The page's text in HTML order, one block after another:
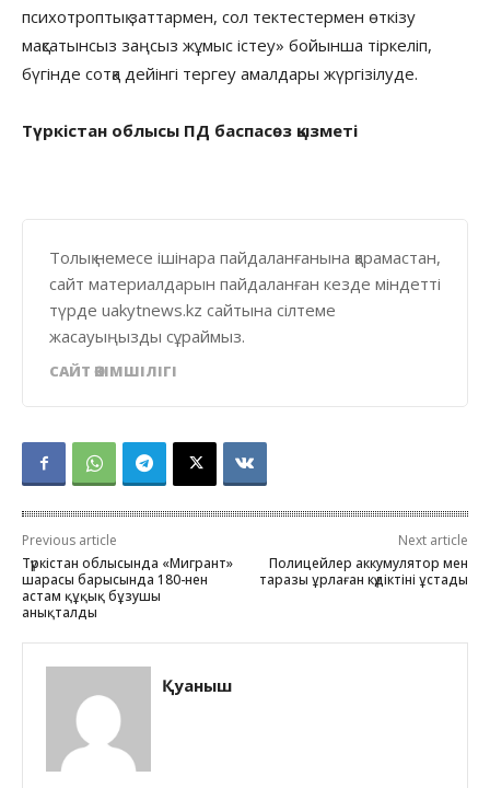
психотроптық заттармен, сол тектестермен өткізу
мақсатынсыз заңсыз жұмыс істеу» бойынша тіркеліп,
бүгінде сотқа дейінгі тергеу амалдары жүргізілуде.
Түркістан облысы ПД баспасөз қызметі
Толық немесе ішінара пайдаланғанына қарамастан,
сайт материалдарын пайдаланған кезде міндетті
түрде uakytnews.kz сайтына сілтеме
жасауыңызды сұраймыз.
САЙТ ӘКІМШІЛІГІ
Previous article
Түркістан облысында «Мигрант»
шарасы барысында 180-нен
астам құқық бұзушы
анықталды
Next article
Полицейлер аккумулятор мен
таразы ұрлаған күдіктіні ұстады
Қуаныш